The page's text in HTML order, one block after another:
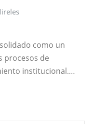
como un
procesos de
institucional.…